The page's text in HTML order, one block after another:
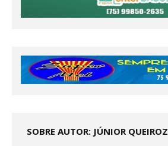
SOBRE AUTOR: JÚNIOR QUEIROZ